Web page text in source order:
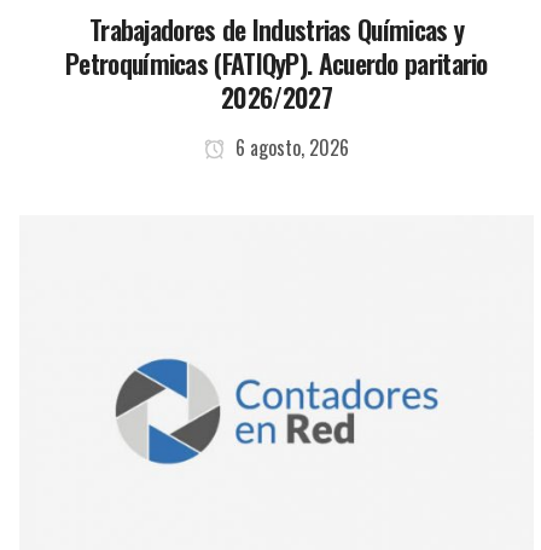
Trabajadores de Industrias Químicas y
Petroquímicas (FATIQyP). Acuerdo paritario
2026/2027
6 agosto, 2026